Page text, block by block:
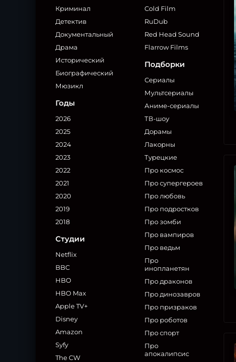
Криминал
Детектив
Документальный
Драма
Исторический
Биографический
Мюзикл
Годы
2026
2025
2024
2023
2022
2021
2020
2019
2018
Студии
Netflix
BBC
HBO
HBO Max
Apple TV+
Disney
Amazon
Syfy
The CW
Cold Film
RuDub
Red Head Sound
Flarrow Films
Подборки
Сериалы
Мультсериалы
Аниме-сериалы
ТВ-шоу
Дорамы
Лакорны
Турецкие
Про космос
Про супергероев
Про любовь
Про подростков
Про зомби
Про вампиров
Про ведьм
Про
инопланетян
Про драконов
Про динозавров
Про призраков
Про роботов
Про спорт
Про
апокалипсис